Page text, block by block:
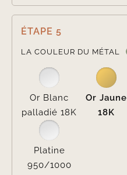
ÉTAPE 5
LA COULEUR DU MÉTAL
Or Blanc
palladié 18K
Or Jaune
18K
Platine
950/1000